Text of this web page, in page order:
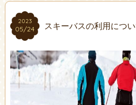
2023
05/24
2023
05/24 スキーバスの利用につ